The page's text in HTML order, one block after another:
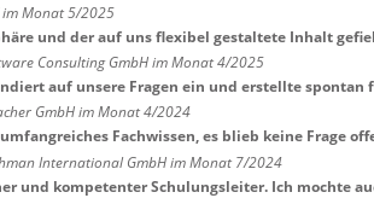
im Monat 5/2025
und der auf uns flexibel gestaltete Inhalt
Consulting GmbH im Monat 4/2025
auf unsere Fragen ein und erstellte spontan
GmbH im Monat 4/2024
Fachwissen, es blieb keine Frage
International GmbH im Monat 7/2024
und kompetenter Schulungsleiter. Ich mochte